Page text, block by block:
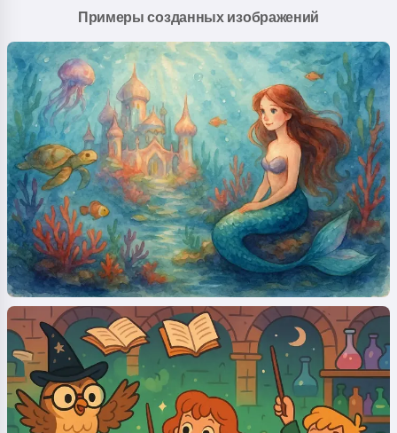
Примеры созданных изображений